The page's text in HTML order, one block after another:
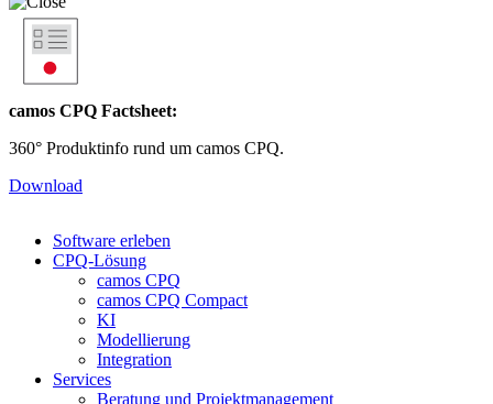
camos CPQ Factsheet:
360° Produktinfo rund um camos CPQ.
Download
Software erleben
CPQ-Lösung
camos CPQ
camos CPQ Compact
KI
Modellierung
Integration
Services
Beratung und Projektmanagement